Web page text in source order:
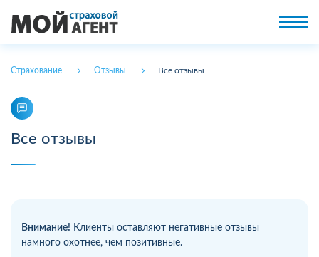
Страхование Отзывы Все отзывы
Все отзывы
Внимание! Клиенты оставляют негативные отзывы
намного охотнее, чем позитивные.